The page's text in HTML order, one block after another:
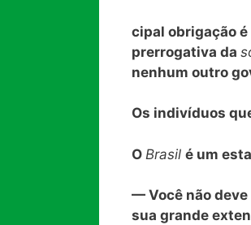
cipal obrigação
prerrogativa da
nenhum outro
Os indivíduos
O Brasil é um
— Você não
sua grande